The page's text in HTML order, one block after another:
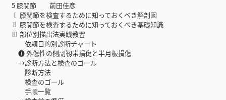
5 膝関節 前田佳彦
Ⅰ 膝関節を検査するために知っておくべき解剖図
Ⅱ 膝関節を検査するために知っておくべき基礎知識
Ⅲ 部位別描出法実践教習
依頼目的別診断チャート
❶ 外傷性の側副靱帯損傷と半月板損傷
→診断方法と検査のゴール
診断方法
検査のゴール
手順一覧